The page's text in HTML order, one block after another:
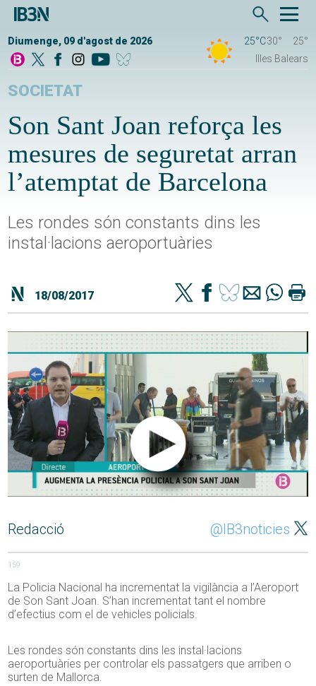
Diumenge, 09 d'agost de 2026 25°C30°
25°
Illes Balears
SOCIETAT
Son Sant Joan reforça les
mesures de seguretat arran
l’atemptat de Barcelona
Les rondes són constants dins les
instal·lacions aeroportuàries
18/08/2017
Redacció @IB3noticies
159
La Policia Nacional ha incrementat la vigilància a l’Aeroport
de Son Sant Joan. S’han incrementat tant el nombre
d’efectius com el de vehicles policials.
Les rondes són constants dins les instal·lacions
aeroportuàries per controlar els passatgers que arriben o
surten de Mallorca.